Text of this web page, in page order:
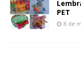
PET
8 de